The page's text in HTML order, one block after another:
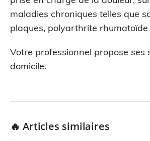
maladies chroniques telles que
plaques, polyarthrite
Votre professionnel propose ses
domicile.
🔥 Articles similaires